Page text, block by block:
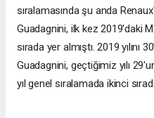
sıralamasında şu anda
Guadagnini, ilk kez 2019'daki
sırada yer almıştı. 2019 yılını
Guadagnini, geçtiğimiz yılı
yıl genel sıralamada ikinci